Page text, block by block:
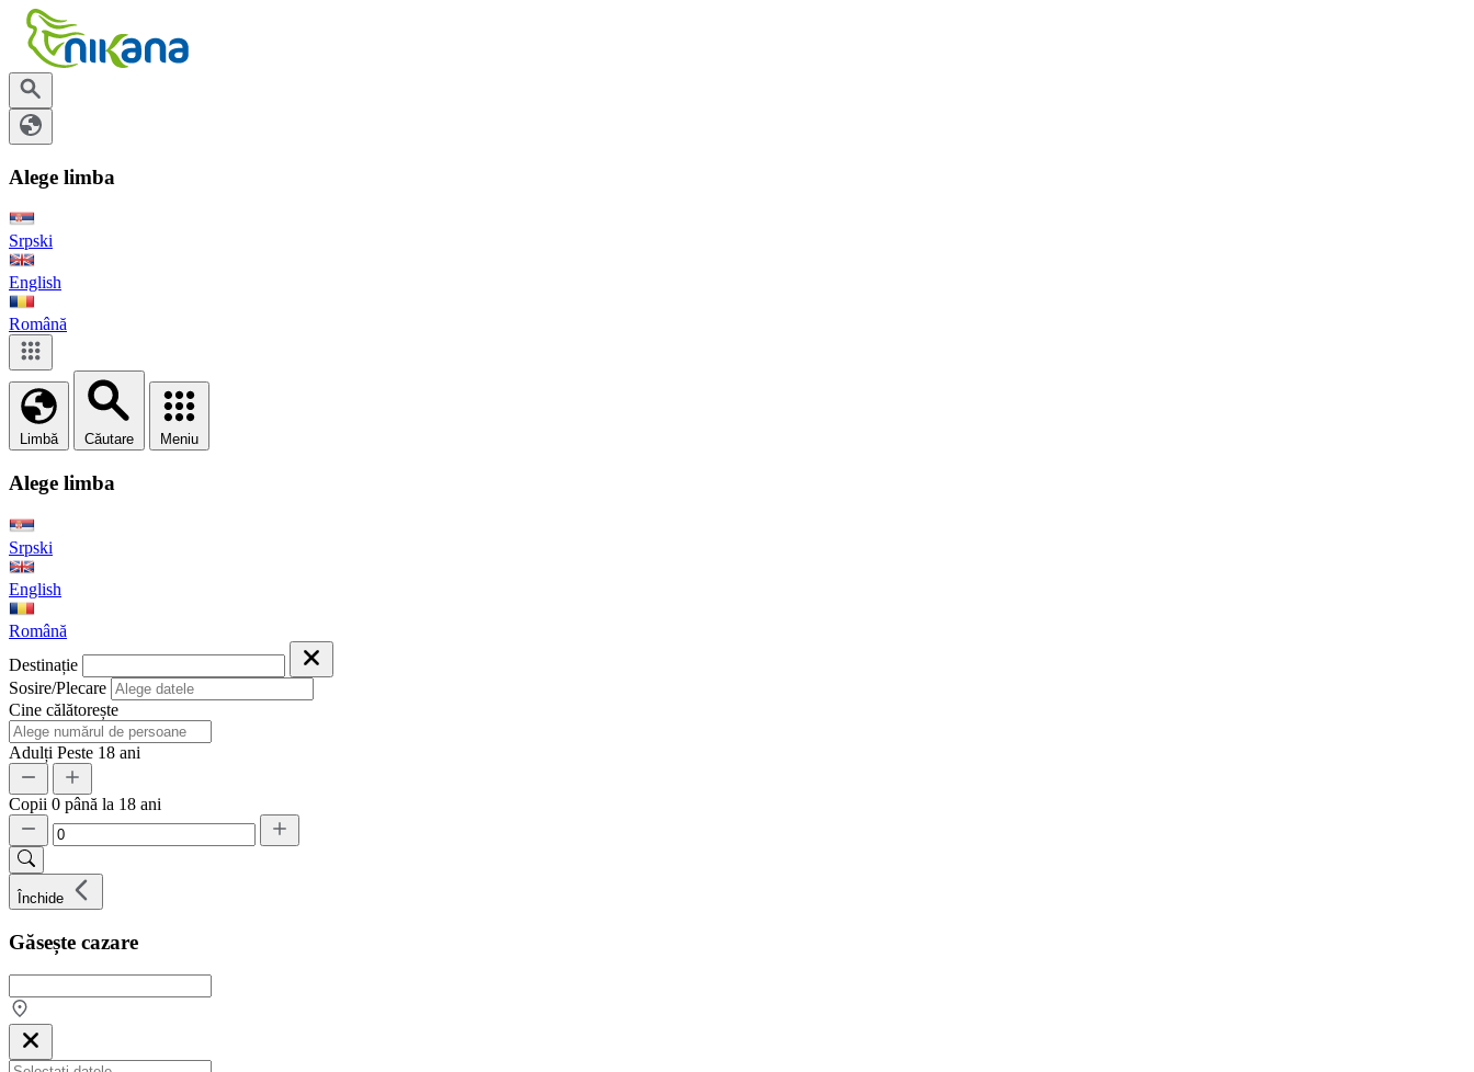
Alege limba
Srpski
English
Română
Limbă Căutare Meniu
Alege limba
Srpski
English
Română
Destinație
Sosire/Plecare
Cine călătorește
Adulți Peste 18 ani
Copii 0 până la 18 ani
Închide
Găsește cazare